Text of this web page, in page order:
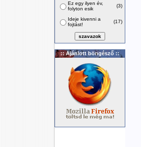
Ez egy ilyen év,
folyton esik
(3)
Ideje kivenni a
fojtást!
(17)
:: Ajánlott böngésző ::